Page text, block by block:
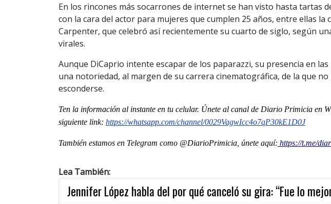
En los rincones más socarrones de internet se han visto hasta tartas
con la cara del actor para mujeres que cumplen 25 años, entre ellas la
Carpenter, que celebró así recientemente su cuarto de siglo, según
virales.
Aunque DiCaprio intente escapar de los paparazzi, su presencia en
una notoriedad, al margen de su carrera cinematográfica, de la que
esconderse.
Ten la información al instante en tu celular. Únete al canal de Diario Primicia en
siguiente link: https://whatsapp.com/channel/0029VagwIcc4o7qP30kE1D0J
También estamos en Telegram como @DiarioPrimicia, únete aquí: https://t.me/
Lea También:
Jennifer López habla del por qué canceló su gira: “Fue lo